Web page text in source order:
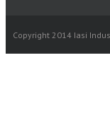
Copyright 2014 Iasi